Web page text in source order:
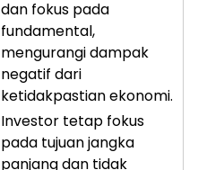
dan fokus pada
fundamental,
mengurangi dampak
negatif dari
ketidakpastian ekonomi.
Investor tetap fokus
pada tujuan jangka
panjang dan tidak